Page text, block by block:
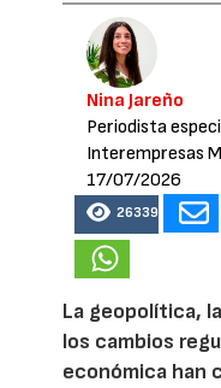
Nina Jareño
Periodista
Interempresas
17/07/2026
26339
La geopolítica,
los cambios
económica han